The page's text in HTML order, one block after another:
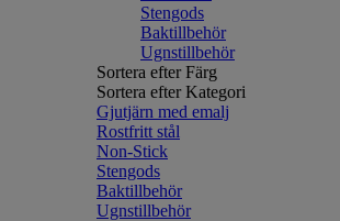
Stengods
Baktillbehör
Ugnstillbehör
Sortera efter Färg
Sortera efter Kategori
Gjutjärn med emalj
Rostfritt stål
Non-Stick
Stengods
Baktillbehör
Ugnstillbehör